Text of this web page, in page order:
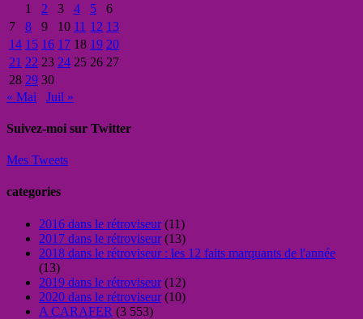
1
2 3 4 5
6
7
8 9 10 11 12 13
14 15 16 17 18 19 20
21 22 23 24 25 26 27
28 29 30
« Mai
Juil »
Suivez-moi sur Twitter
Mes Tweets
categories
2016 dans le rétroviseur(11)
2017 dans le rétroviseur(13)
2018 dans le rétroviseur : les 12 faits marquants de l'année
(13)
2019 dans le rétroviseur(12)
2020 dans le rétroviseur(10)
A CARAFER (3 553)